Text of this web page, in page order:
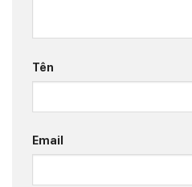
Tên
Email